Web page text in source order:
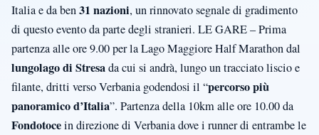
Italia e da ben31 nazioni, un rinnovato segnale di gradimento
di questo evento da parte degli stranieri. LE GARE – Prima
partenza alle ore 9.00 per la Lago Maggiore Half Marathon dal
lungolago di Stresada cui si andrà, lungo un tracciato liscio e
filante, dritti verso Verbania godendosi il “percorso più
panoramico d’Italia”. Partenza della 10km alle ore 10.00 da
Fondotocein direzione di Verbania dove i runner di entrambe le